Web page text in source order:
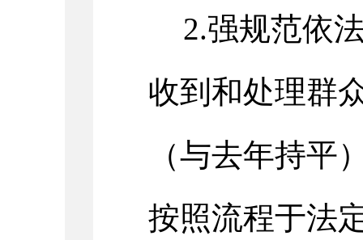
2.强规范依
收到和处理群
（与去年持平
按照流程于法